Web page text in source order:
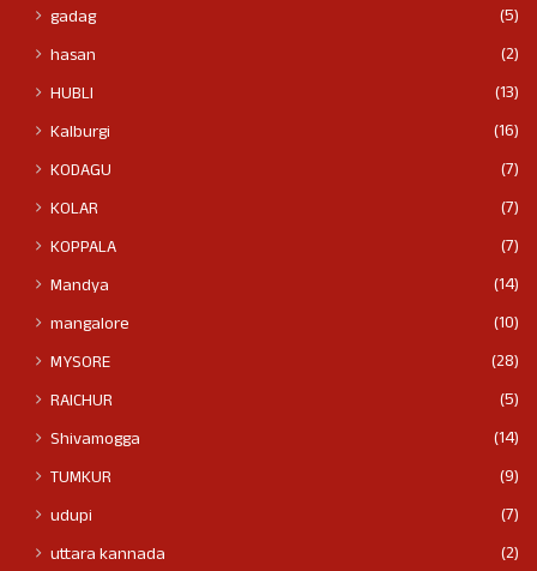
gadag
(5)
hasan
(2)
HUBLI
(13)
Kalburgi
(16)
KODAGU
(7)
KOLAR
(7)
KOPPALA
(7)
Mandya
(14)
mangalore
(10)
MYSORE
(28)
RAICHUR
(5)
Shivamogga
(14)
TUMKUR
(9)
udupi
(7)
uttara kannada
(2)